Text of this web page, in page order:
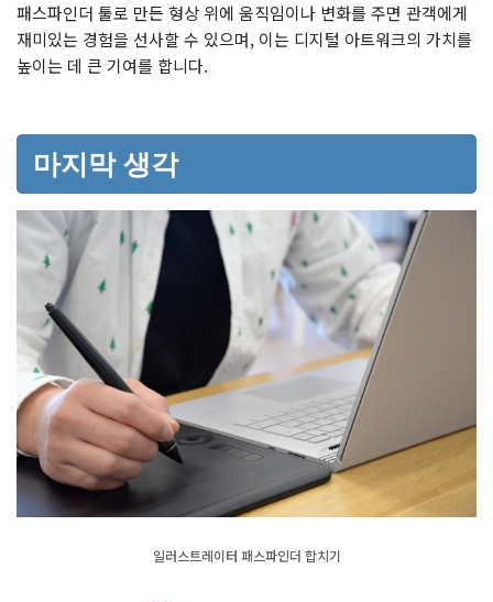
패스파인더 툴로 만든 형상 위에 움직임이나 변화를 주면 관객에게
재미있는 경험을 선사할 수 있으며, 이는 디지털 아트워크의 가치를
높이는 데 큰 기여를 합니다.
마지막 생각
일러스트레이터 패스파인더 합치기